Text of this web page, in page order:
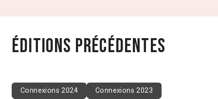
Éditions précédentes
Connexions 2024
Connexions 2023